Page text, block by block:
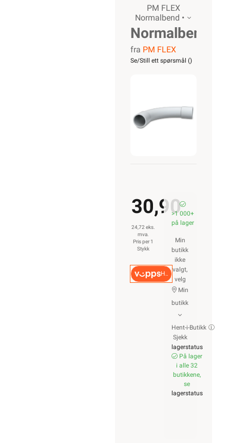
PM FLEX
Normalbend •
Normalbend
20mm
fra PM FLEX
Se/Still ett spørsmål ()
30,90
24,72 eks.
mva.
Pris per 1
Stykk
Hurtigkasse
>1 000+
på lager
Min
butikk
ikke
valgt,
velg
Min
butikk
Hent-i-Butikk
Sjekk
lagerstatus
På lager
i alle 32
butikkene,
se
lagerstatus